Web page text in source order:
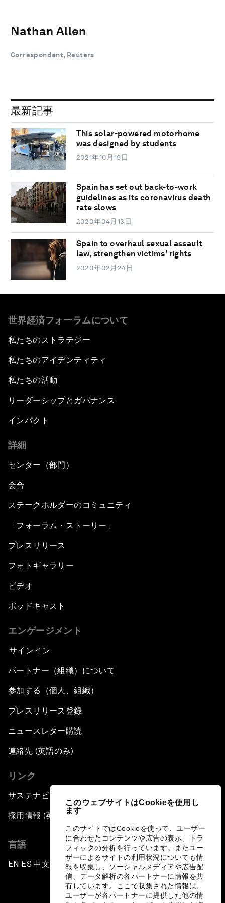
このウェブサイトはCookieを使用し
ます
このサイトではCookieを使って、ユーザー
に合わせたコンテンツや広告の表示、トラ
フィックの分析を行っています。またユー
ザーによるサイトの利用状況についても情
報を収集し、ソーシャルメディアや広告配
信、データ解析の各パートナーに情報を共
有しています。ここで収集された情報は、
ユーザーが各パートナーに提供した他の情
Nathan Allen
Correspondent, Reuters
最新記事
This solar-powered motorhome
was designed by students
2021年10月19日
Spain has set out back-to-work
guidelines as its coronavirus death
rate slows
2020年04月13日
Spain to overhaul sexual assault
law, strengthen victims' rights
2020年02月24日
世界経済フォーラムについて
私たちのストラテジー
私たちのアイデンティティ
私たちの活動
リーダーシップとガバナンス
インパクト
詳細
センター（部門）
会合
ステークホルダーのコミュニティ
「フォーラム・ストーリー」
プレスリリース
フォトギャラリー
ビデオ
ポッドキャスト
エンゲージメント
サインイン
パートナー（組織）について
参加する（個人、組織）
プレスリリース登録
ニュースレター購読
連絡先 (英語のみ)
リンク
サステナビリティへの取り組み
採用情報 (英語のみ)
言語
EN ▪ES▪中文▪ 日本語